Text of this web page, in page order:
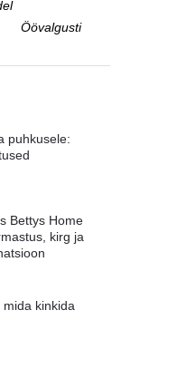
Öövalgusti
puhkusele:
Bettys Home
kirg ja
kinkida